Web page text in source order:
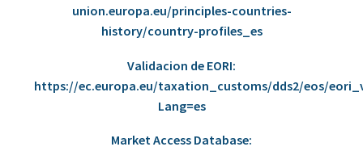
union.europa.eu/principles-countries-
history/country-profiles_es
Validacion de EORI:
https://ec.europa.eu/taxation_customs/dds2/eos/
Lang=es
Market Access Database: